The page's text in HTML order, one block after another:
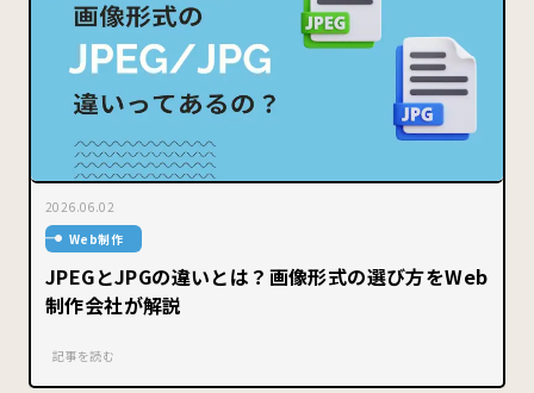
2026.06.02
Web制作
JPEGとJPGの違いとは？画像形式の選び方をWeb
制作会社が解説
記事を読む